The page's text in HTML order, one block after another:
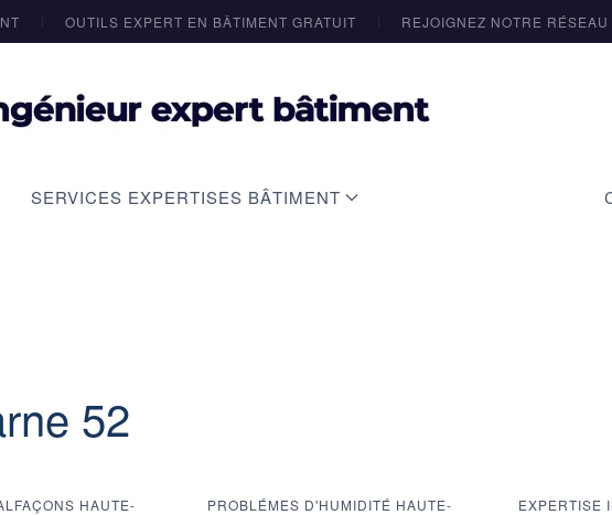
OUTILS EXPERT EN BÂTIMENT GRATUIT REJOIGNEZ NOTRE RÉSEAU
SERVICES EXPERTISES BÂTIMENT
52
HAUTE-
PROBLÉMES D'HUMIDITÉ HAUTE-
EXPERTISE